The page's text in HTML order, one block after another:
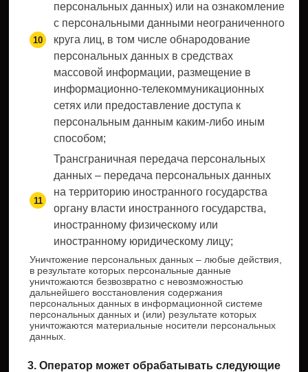
персональных данных) или на ознакомление
с персональными данными неограниченного
круга лиц, в том числе обнародование
персональных данных в средствах
массовой информации, размещение в
информационно-телекоммуникационных
сетях или предоставление доступа к
персональным данным каким-либо иным
способом;
Трансграничная передача персональных
данных – передача персональных данных
на территорию иностранного государства
органу власти иностранного государства,
иностранному физическому или
иностранному юридическому лицу;
Уничтожение персональных данных – любые действия,
в результате которых персональные данные
уничтожаются безвозвратно с невозможностью
дальнейшего восстановления содержания
персональных данных в информационной системе
персональных данных и (или) результате которых
уничтожаются материальные носители персональных
данных.
3. Оператор может обрабатывать следующие